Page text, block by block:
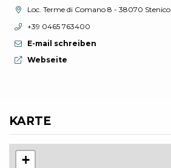
aria.location:
Loc. Terme di Comano 8 - 38070 Stenico
aria.phone:
+39 0465 763400
E-mail schreiben
aria.website:
Webseite
KARTE
+